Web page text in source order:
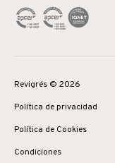
Revigrés © 2026
Política de privacidad
Política de Cookies
Condiciones